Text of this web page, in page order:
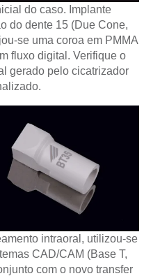
do caso. Implante
do dente 15 (Due Cone,
se uma coroa em PMMA
fluxo digital. Verifique o
gerado pelo cicatrizador
intraoral, utilizou-se
CAD/CAM (Base T,
com o novo transfer